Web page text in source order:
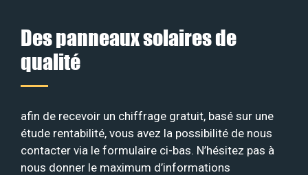
Des panneaux solaires de
qualité
afin de recevoir un chiffrage gratuit, basé sur une
étude rentabilité, vous avez la possibilité de nous
contacter via le formulaire ci-bas. N’hésitez pas à
nous donner le maximum d’informations